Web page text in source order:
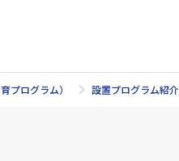
プログラム） 設置プログラム紹介